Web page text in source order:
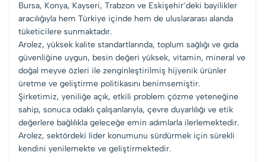
Bursa, Konya, Kayseri, Trabzon ve Eskişehir’deki bayilikler
aracılığıyla hem Türkiye içinde hem de uluslararası alanda
tüketicilere sunmaktadır.
Arolez, yüksek kalite standartlarında, toplum sağlığı ve gıda
güvenliğine uygun, besin değeri yüksek, vitamin, mineral ve
doğal meyve özleri ile zenginleştirilmiş hijyenik ürünler
üretme ve geliştirme politikasını benimsemiştir.
Şirketimiz, yeniliğe açık, etkili problem çözme yeteneğine
sahip, sonuca odaklı çalışanlarıyla, çevre duyarlılığı ve etik
değerlere bağlılıkla geleceğe emin adımlarla ilerlemektedir.
Arolez, sektördeki lider konumunu sürdürmek için sürekli
kendini yenilemekte ve geliştirmektedir.